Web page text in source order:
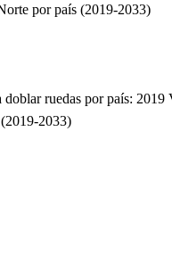
por país (2019-2033)
doblar ruedas por país:
2033)